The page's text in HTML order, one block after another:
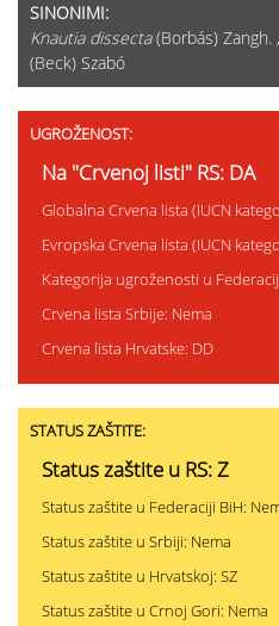
SINONIMI:
Knautia dissecta(Borbás) Zangh. ,
(Beck) Szabó
UGROŽENOST:
Na "Crvenoj listi" RS: DA
Globalna Crvena lista (IUCN
Evropska Crvena lista (IUCN
Kategorija ugroženosti u
Crvena lista Srbije: Nema
Crvena lista Hrvatske: DD
STATUS ZAŠTITE:
Status zaštite u RS: Z
Status zaštite u Federaciji BiH:
Status zaštite u Srbiji: Nema
Status zaštite u Hrvatskoj: SZ
Status zaštite u Crnoj Gori: Nema